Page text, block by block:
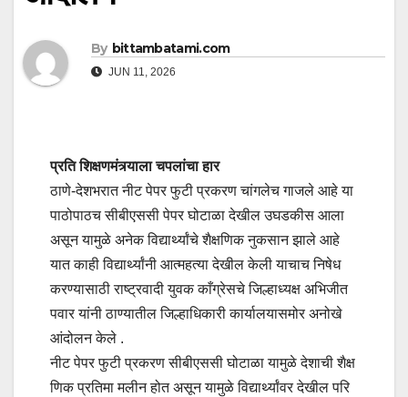
By bittambatami.com
JUN 11, 2026
प्रति शिक्षणमंत्र्याला चपलांचा हार
ठाणे-देशभरात नीट पेपर फुटी प्रकरण चांगलेच गाजले आहे या
पाठोपाठच सीबीएससी पेपर घोटाळा देखील उघडकीस आला
असून यामुळे अनेक विद्यार्थ्यांचे शैक्षणिक नुकसान झाले आहे
यात काही विद्यार्थ्यांनी आत्महत्या देखील केली याचाच निषेध
करण्यासाठी राष्ट्रवादी युवक काँग्रेसचे जिल्हाध्यक्ष अभिजीत
पवार यांनी ठाण्यातील जिल्हाधिकारी कार्यालयासमोर अनोखे
आंदोलन केले .
नीट पेपर फुटी प्रकरण सीबीएससी घोटाळा यामुळे देशाची शैक्ष
णिक प्रतिमा मलीन होत असून यामुळे विद्यार्थ्यांवर देखील परि